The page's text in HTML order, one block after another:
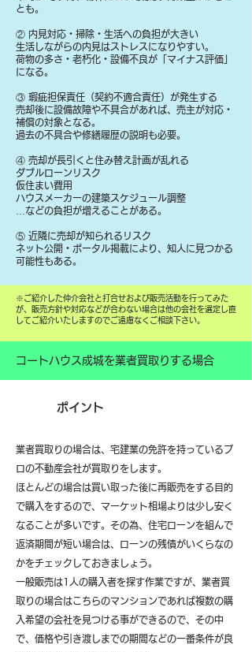
とも。
② 内見対応・掃除・生活への負担が大きい
生活しながらの内見はストレスになりやすい。
荷物の多さ・老朽化・設備不良が「マイナス評価」
になる。
③ 瑕疵担保責任（契約不適合責任）が発生する
売却後に設備故障や不具合があれば、売主が対応・
補償の対象となる。
過去の不具合や修繕履歴の説明も必要。
④ 売却が長引くと住み替え計画が乱れる
ダブルローンリスク
仮住まい費用
ハウスメーカーの建築スケジュール調整
…などの負担が増えることがある。
⑤ 近隣に売却が知られるリスク
ネット公開・ポータル掲載により、知人に見つかる
可能性もある。
​※ご紹介した仲介会社と打合せおよび販売活動を行ってみた
が、販売方針や対応などが合わない場合は他の会社を選定し直
してご紹介いたしますのでご遠慮なくご相談下さい。
コートハウス成城を業者買取りする場合
ポイント
業者買取りの場合は、宅建業の免許を持っているプ
ロの不動産会社が買取りをします。
ほとんどの場合は買い取った後に再販売をする目的
で購入をするので、マーケット相場よりは少し安く
なることが多いです。その為、住宅ローンを組んで
返済期間が短い場合は、ローンの残債がいくらなの
かをチェックしておきましょう。
一般販売は1人の購入者を探す作業ですが、業者買
取りの場合はこちらのマンションであれば複数の購
入希望の会社を見つける事ができるので、その中
で、価格や引き渡しまでの期間などの一番条件が良